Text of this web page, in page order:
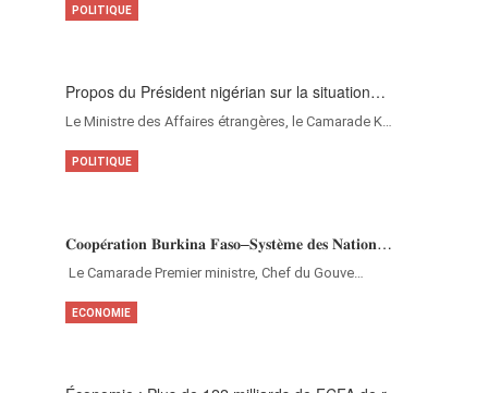
Propos du Président nigérian sur la situation…
Le Ministre des Affaires étrangères, le Camarade K…
POLITIQUE
𝐂𝐨𝐨𝐩𝐞́𝐫𝐚𝐭𝐢𝐨𝐧 𝐁𝐮𝐫𝐤𝐢𝐧𝐚 𝐅𝐚𝐬𝐨–𝐒𝐲𝐬𝐭𝐞̀𝐦𝐞 𝐝𝐞𝐬 𝐍𝐚𝐭𝐢𝐨𝐧…
‎Le Camarade Premier ministre, Chef du Gouve…
POLITIQUE
ECONOMIE